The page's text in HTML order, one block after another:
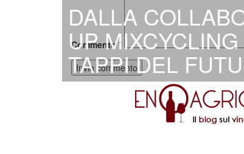
DALLA
UP
TAPPI DEL
Commento*